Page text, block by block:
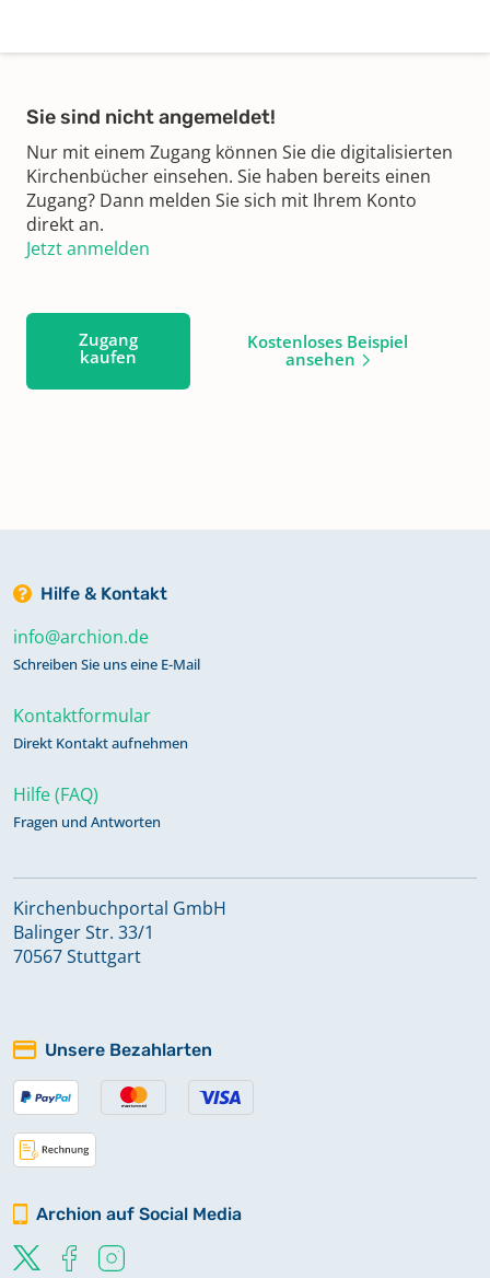
Sie sind nicht angemeldet!
Nur mit einem Zugang können Sie die digitalisierten
Kirchenbücher einsehen. Sie haben bereits einen
Zugang? Dann melden Sie sich mit Ihrem Konto
direkt an.
Jetzt anmelden
Zugang
kaufen
Kostenloses Beispiel
ansehen
Hilfe & Kontakt
info@archion.de
Schreiben Sie uns eine E-Mail
Kontaktformular
Direkt Kontakt aufnehmen
Hilfe (FAQ)
Fragen und Antworten
Kirchenbuchportal GmbH
Balinger Str. 33/1
70567 Stuttgart
Unsere Bezahlarten
Archion auf Social Media